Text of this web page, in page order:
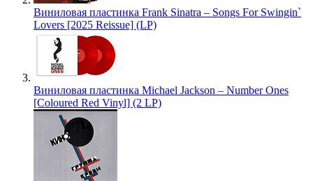
Виниловая пластинка Frank Sinatra – Songs For Swingin`
Lovers [2025 Reissue] (LP)
Виниловая пластинка Michael Jackson – Number Ones
[Coloured Red Vinyl] (2 LP)